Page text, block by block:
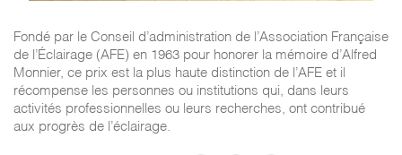
Fondé par le Conseil d’administration de l’Association Française
de l’Éclairage (AFE) en 1963 pour honorer la mémoire d’Alfred
Monnier, ce prix est la plus haute distinction de l’AFE et il
récompense les personnes ou institutions qui, dans leurs
activités professionnelles ou leurs recherches, ont contribué
aux progrès de l’éclairage.